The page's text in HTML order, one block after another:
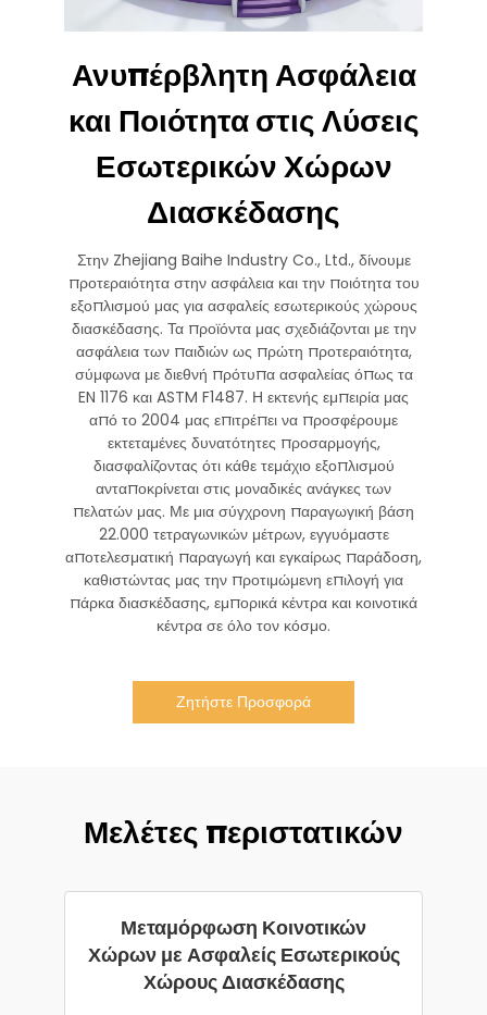
Ανυπέρβλητη Ασφάλεια
και Ποιότητα στις Λύσεις
Εσωτερικών Χώρων
Διασκέδασης
Στην Zhejiang Baihe Industry Co., Ltd., δίνουμε
προτεραιότητα στην ασφάλεια και την ποιότητα του
εξοπλισμού μας για ασφαλείς εσωτερικούς χώρους
διασκέδασης. Τα προϊόντα μας σχεδιάζονται με την
ασφάλεια των παιδιών ως πρώτη προτεραιότητα,
σύμφωνα με διεθνή πρότυπα ασφαλείας όπως τα
EN 1176 και ASTM F1487. Η εκτενής εμπειρία μας
από το 2004 μας επιτρέπει να προσφέρουμε
εκτεταμένες δυνατότητες προσαρμογής,
διασφαλίζοντας ότι κάθε τεμάχιο εξοπλισμού
ανταποκρίνεται στις μοναδικές ανάγκες των
πελατών μας. Με μια σύγχρονη παραγωγική βάση
22.000 τετραγωνικών μέτρων, εγγυόμαστε
αποτελεσματική παραγωγή και εγκαίρως παράδοση,
καθιστώντας μας την προτιμώμενη επιλογή για
πάρκα διασκέδασης, εμπορικά κέντρα και κοινοτικά
κέντρα σε όλο τον κόσμο.
Ζητήστε Προσφορά
Μελέτες περιστατικών
Μεταμόρφωση Κοινοτικών
Χώρων με Ασφαλείς Εσωτερικούς
Χώρους Διασκέδασης